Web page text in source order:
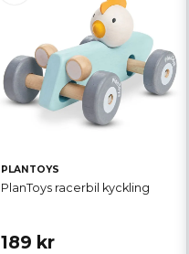
PLANTOYS
PlanToys racerbil kyckling
189 kr